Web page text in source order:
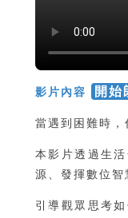
影片內容 開始
當遇到困難時，
本影片透過生
源、發揮數位智
引導觀眾思考